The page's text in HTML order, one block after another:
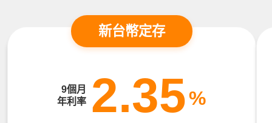
新台幣定存
9個月
年利率 2.35%